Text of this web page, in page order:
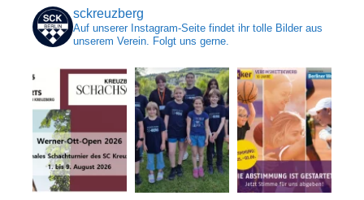
sckreuzberg
Auf unserer Instagram-Seite findet ihr tolle Bilder aus
unserem Verein. Folgt uns gerne.